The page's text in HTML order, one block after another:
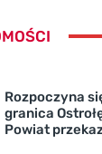
Rozpoczyna
granica
Powiat